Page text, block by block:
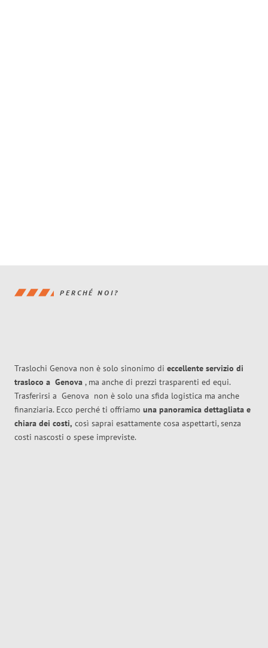
PERCHÉ NOI?
Traslochi Genova non è solo sinonimo di eccellente servizio di
trasloco a Genova , ma anche di prezzi trasparenti ed equi.
Trasferirsi a Genova non è solo una sfida logistica ma anche
finanziaria. Ecco perché ti offriamo una panoramica dettagliata e
chiara dei costi, così saprai esattamente cosa aspettarti, senza
costi nascosti o spese impreviste.